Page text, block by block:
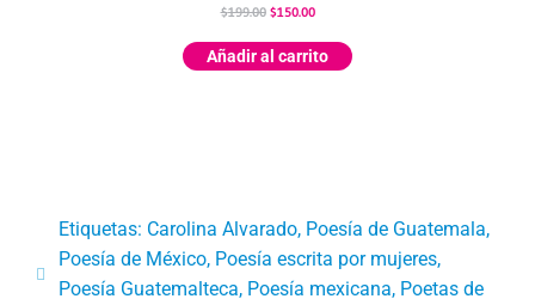
$199.00 $150.00
Añadir al carrito
Etiquetas: Carolina Alvarado, Poesía de Guatemala,
Poesía de México, Poesía escrita por mujeres,
Poesía Guatemalteca, Poesía mexicana, Poetas de